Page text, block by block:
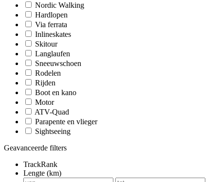
Nordic Walking
Hardlopen
Via ferrata
Inlineskates
Skitour
Langlaufen
Sneeuwschoen
Rodelen
Rijden
Boot en kano
Motor
ATV-Quad
Parapente en vlieger
Sightseeing
Geavanceerde filters
TrackRank
Lengte (km)